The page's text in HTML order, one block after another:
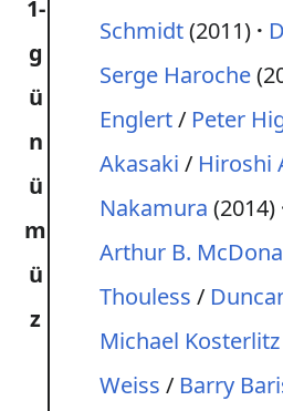
1-
g
ü
n
ü
m
ü
z
Schmidt(2011)
Serge Haroche
Englert/ Peter
Akasaki / Hiroshi
Nakamura (2014)
Arthur B.
Thouless /
Michael Kosterlitz
Weiss / Barry